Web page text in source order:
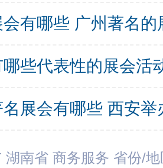
会有哪些 广州著名
代表性的展会活动 成都举办
展会有哪些 西安举办的
湖南省 商务服务 省份/